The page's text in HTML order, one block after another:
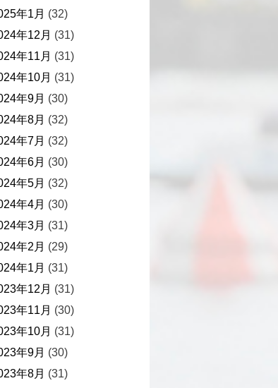
年1月 (32)
年12月 (31)
年11月 (31)
年10月 (31)
年9月 (30)
年8月 (32)
年7月 (32)
年6月 (30)
年5月 (32)
年4月 (30)
年3月 (31)
年2月 (29)
年1月 (31)
年12月 (31)
年11月 (30)
年10月 (31)
年9月 (30)
年8月 (31)